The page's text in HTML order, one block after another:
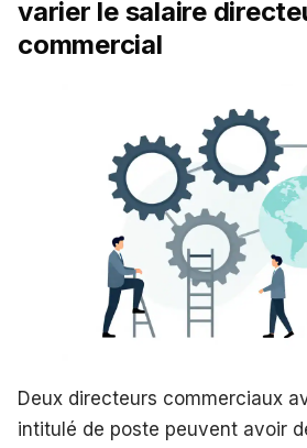
varier le salaire
commercial
Deux directeurs commerciaux
intitulé de poste peuvent avoir